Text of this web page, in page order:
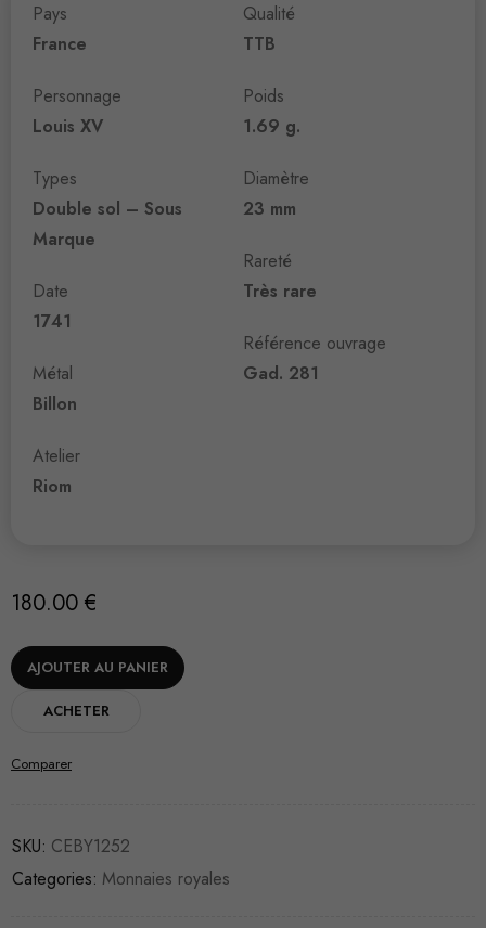
Pays
France
Personnage
Louis XV
Types
Double sol – Sous
Marque
Date
1741
Métal
Billon
Atelier
Riom
Qualité
TTB
Poids
1.69 g.
Diamètre
23 mm
Rareté
Très rare
Référence ouvrage
Gad. 281
180.00 €
AJOUTER AU PANIER
ACHETER
Comparer
SKU: CEBY1252
Categories: Monnaies royales